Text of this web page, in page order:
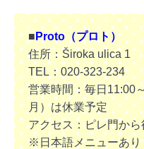
■Proto（プロト）
住所：Široka ulica 1
TEL：020-323-234
営業時間：毎日
月）は休業予定
アクセス：ピレ門から
※日本語メニューあり